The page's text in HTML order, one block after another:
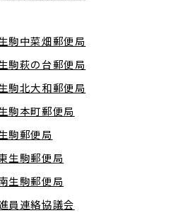
駒中菜畑郵便局
駒萩の台郵便局
駒北大和郵便局
駒本町郵便局
駒郵便局
生駒郵便局
生駒郵便局
員連絡協議会